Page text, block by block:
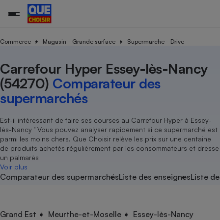
Commerce Magasin - Grande surface Supermarché - Drive
Carrefour Hyper Essey-lès-Nancy
(54270) Comparateur des
supermarchés
Est-il intéressant de faire ses courses au Carrefour Hyper à Essey-
lès-Nancy ’ Vous pouvez analyser rapidement si ce supermarché est
parmi les moins chers. Que Choisir relève les prix sur une centaine
de produits achetés régulièrement par les consommateurs et dresse
un palmarès
Voir plus
Comparateur des supermarchésListe des enseignesListe
Grand Est Meurthe-et-Moselle Essey-lès-Nancy
Additifs
Agriculture
Produit alimentaire
Achat - Vente - Location
Carburant
Magasin - Grande surface
Marketing - Fidélisation
Organismes de défense
Système judiciaire
Air
Eau
Achat - Vente - Travaux
Location
Sport
Vacances - Tourisme
électrique
Démarche administrative
Senior
Service marchand
Train
Transport aérien
Toutes les actualités
Enquêtes
Guides d'achat
Conseils
Brèves
Tous les services
Soumettre un litige
Lettres types
Rencontrer une association locale
Tous nos combats
Nos actions
Nos grandes victoires
Les billets de la présidente
Nos associations locales
Nous rejoindre
En savoir plus sur Que Choisir Ensemble
?
L’association
Nos missions
Notre méthodologie
Notre financement
Nos partenaires
Nous rejoindre